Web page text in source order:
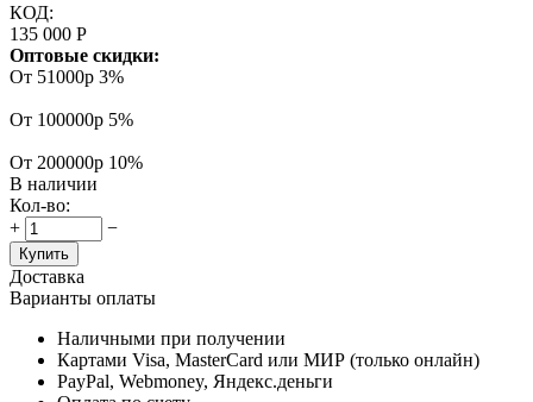
КОД:
135 000 Р
Оптовые скидки:
От 51000р 3%
От 100000р 5%
От 200000р 10%
В наличии
Кол-во:
+
−
Купить
Доставка
Варианты оплаты
Наличными при получении
Картами Visa, MasterCard или МИР (только онлайн)
PayPal, Webmoney, Яндекс.деньги